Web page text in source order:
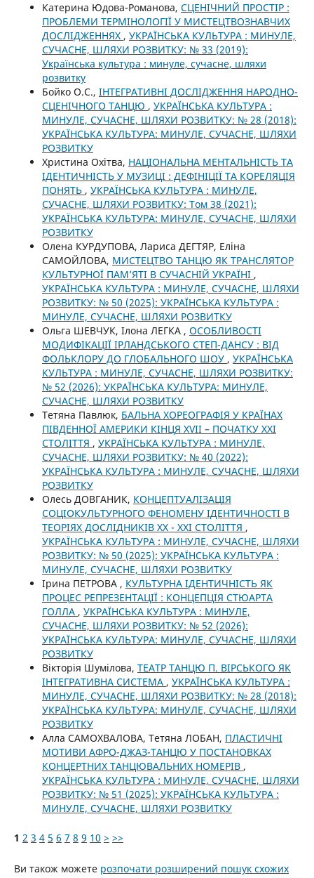
Катерина Юдова-Романова, СЦЕНІЧНИЙ ПРОСТІР :
ПРОБЛЕМИ ТЕРМІНОЛОГІЇ У МИСТЕЦТВОЗНАВЧИХ
ДОСЛІДЖЕННЯХ , УКРАЇНСЬКА КУЛЬТУРА : МИНУЛЕ,
СУЧАСНЕ, ШЛЯХИ РОЗВИТКУ: № 33 (2019):
Українська культура : минуле, сучасне, шляхи
розвитку
Бойко О.С., ІНТЕГРАТИВНІ ДОСЛІДЖЕННЯ НАРОДНО-
СЦЕНІЧНОГО ТАНЦЮ , УКРАЇНСЬКА КУЛЬТУРА :
МИНУЛЕ, СУЧАСНЕ, ШЛЯХИ РОЗВИТКУ: № 28 (2018):
УКРАЇНСЬКА КУЛЬТУРА: МИНУЛЕ, СУЧАСНЕ, ШЛЯХИ
РОЗВИТКУ
Христина Охітва, НАЦІОНАЛЬНА МЕНТАЛЬНІСТЬ ТА
ІДЕНТИЧНІСТЬ У МУЗИЦІ : ДЕФІНІЦІЇ ТА КОРЕЛЯЦІЯ
ПОНЯТЬ , УКРАЇНСЬКА КУЛЬТУРА : МИНУЛЕ,
СУЧАСНЕ, ШЛЯХИ РОЗВИТКУ: Том 38 (2021):
УКРАЇНСЬКА КУЛЬТУРА: МИНУЛЕ, СУЧАСНЕ, ШЛЯХИ
РОЗВИТКУ
Олена КУРДУПОВА, Лариса ДЕГТЯР, Еліна
САМОЙЛОВА, МИСТЕЦТВО ТАНЦЮ ЯК ТРАНСЛЯТОР
КУЛЬТУРНОЇ ПАМ’ЯТІ В СУЧАСНІЙ УКРАЇНІ ,
УКРАЇНСЬКА КУЛЬТУРА : МИНУЛЕ, СУЧАСНЕ, ШЛЯХИ
РОЗВИТКУ: № 50 (2025): УКРАЇНСЬКА КУЛЬТУРА :
МИНУЛЕ, СУЧАСНЕ, ШЛЯХИ РОЗВИТКУ
Ольга ШЕВЧУК, Ілона ЛЕГКА , ОСОБЛИВОСТІ
МОДИФІКАЦІЇ ІРЛАНДСЬКОГО СТЕП-ДАНСУ : ВІД
ФОЛЬКЛОРУ ДО ГЛОБАЛЬНОГО ШОУ , УКРАЇНСЬКА
КУЛЬТУРА : МИНУЛЕ, СУЧАСНЕ, ШЛЯХИ РОЗВИТКУ:
№ 52 (2026): УКРАЇНСЬКА КУЛЬТУРА: МИНУЛЕ,
СУЧАСНЕ, ШЛЯХИ РОЗВИТКУ
Тетяна Павлюк, БАЛЬНА ХОРЕОГРАФІЯ У КРАЇНАХ
ПІВДЕННОЇ АМЕРИКИ КІНЦЯ ХVII – ПОЧАТКУ ХХІ
СТОЛІТТЯ , УКРАЇНСЬКА КУЛЬТУРА : МИНУЛЕ,
СУЧАСНЕ, ШЛЯХИ РОЗВИТКУ: № 40 (2022):
УКРАЇНСЬКА КУЛЬТУРА : МИНУЛЕ, СУЧАСНЕ, ШЛЯХИ
РОЗВИТКУ
Олесь ДОВГАНИК, КОНЦЕПТУАЛІЗАЦІЯ
СОЦІОКУЛЬТУРНОГО ФЕНОМЕНУ ІДЕНТИЧНОСТІ В
ТЕОРІЯХ ДОСЛІДНИКІВ XX - XXI СТОЛІТТЯ ,
УКРАЇНСЬКА КУЛЬТУРА : МИНУЛЕ, СУЧАСНЕ, ШЛЯХИ
РОЗВИТКУ: № 50 (2025): УКРАЇНСЬКА КУЛЬТУРА :
МИНУЛЕ, СУЧАСНЕ, ШЛЯХИ РОЗВИТКУ
Ірина ПЕТРОВА , КУЛЬТУРНА ІДЕНТИЧНІСТЬ ЯК
ПРОЦЕС РЕПРЕЗЕНТАЦІЇ : КОНЦЕПЦІЯ СТЮАРТА
ГОЛЛА , УКРАЇНСЬКА КУЛЬТУРА : МИНУЛЕ,
СУЧАСНЕ, ШЛЯХИ РОЗВИТКУ: № 52 (2026):
УКРАЇНСЬКА КУЛЬТУРА: МИНУЛЕ, СУЧАСНЕ, ШЛЯХИ
РОЗВИТКУ
Вікторія Шумілова, ТЕАТР ТАНЦЮ П. ВІРСЬКОГО ЯК
ІНТЕГРАТИВНА СИСТЕМА , УКРАЇНСЬКА КУЛЬТУРА :
МИНУЛЕ, СУЧАСНЕ, ШЛЯХИ РОЗВИТКУ: № 28 (2018):
УКРАЇНСЬКА КУЛЬТУРА: МИНУЛЕ, СУЧАСНЕ, ШЛЯХИ
РОЗВИТКУ
Алла САМОХВАЛОВА, Тетяна ЛОБАН, ПЛАСТИЧНІ
МОТИВИ АФРО-ДЖАЗ-ТАНЦЮ У ПОСТАНОВКАХ
КОНЦЕРТНИХ ТАНЦЮВАЛЬНИХ НОМЕРІВ ,
УКРАЇНСЬКА КУЛЬТУРА : МИНУЛЕ, СУЧАСНЕ, ШЛЯХИ
РОЗВИТКУ: № 51 (2025): УКРАЇНСЬКА КУЛЬТУРА :
МИНУЛЕ, СУЧАСНЕ, ШЛЯХИ РОЗВИТКУ
1 2 3 4 5 6 7 8 9 10 > >>
Ви також можете розпочати розширений пошук схожих